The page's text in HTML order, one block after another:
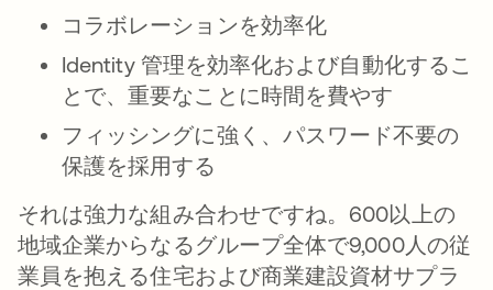
コラボレーションを効率化
Identity 管理を効率化および自動化するこ
とで、重要なことに時間を費やす
フィッシングに強く、パスワード不要の
保護を採用する
それは強力な組み合わせですね。600以上の
地域企業からなるグループ全体で9,000人の従
業員を抱える住宅および商業建設資材サプラ